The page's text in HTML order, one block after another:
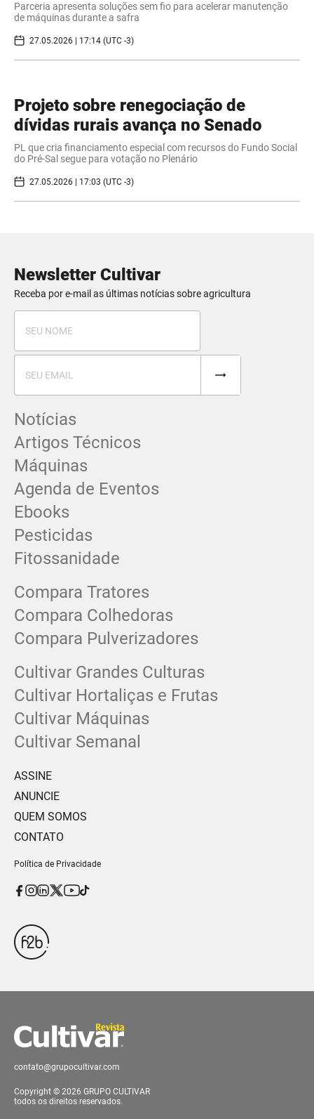
Parceria apresenta soluções sem fio para acelerar manutenção
de máquinas durante a safra
27.05.2026 | 17:14 (UTC -3)
Projeto sobre renegociação de
dívidas rurais avança no Senado
PL que cria financiamento especial com recursos do Fundo Social
do Pré-Sal segue para votação no Plenário
27.05.2026 | 17:03 (UTC -3)
Newsletter Cultivar
Receba por e-mail as últimas notícias sobre agricultura
Notícias
Artigos Técnicos
Máquinas
Agenda de Eventos
Ebooks
Pesticidas
Fitossanidade
Compara Tratores
Compara Colhedoras
Compara Pulverizadores
Cultivar Grandes Culturas
Cultivar Hortaliças e Frutas
Cultivar Máquinas
Cultivar Semanal
ASSINE
ANUNCIE
QUEM SOMOS
CONTATO
Política de Privacidade
contato@grupocultivar.com
Copyright © 2026 GRUPO CULTIVAR
todos os direitos reservados.